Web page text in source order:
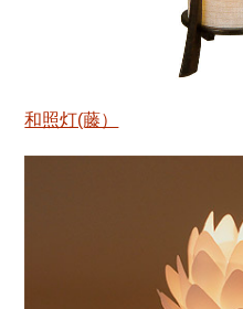
和照灯(藤）